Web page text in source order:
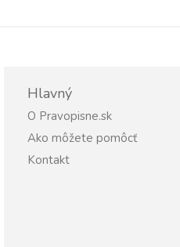
Hlavný
O Pravopisne.sk
Ako môžete pomôcť
Kontakt